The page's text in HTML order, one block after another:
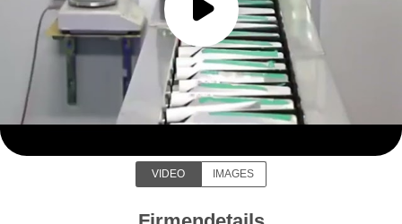
PRODUKTE
VIDEOS
ÜBER
UNS
WORLD ORAL CARE CENTER
VIDEO IMAGES